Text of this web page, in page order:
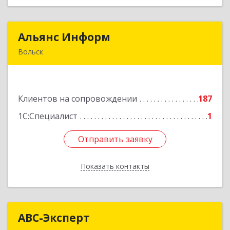
Альянс Информ
Вольск
Клиентов на сопровождении
187
1С:Специалист
1
Отправить заявку
Показать контакты
Подробнее
Отправить заявку
Назад
АВС-Эксперт